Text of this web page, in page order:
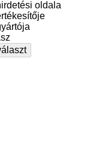
oldala